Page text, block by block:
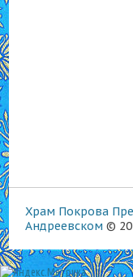
Храм Покрова
Андреевском ©